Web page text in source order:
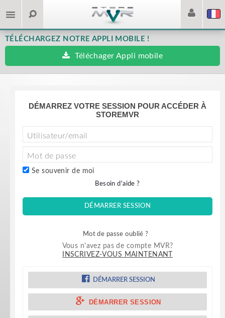
TÉLÉCHARGEZ NOTRE APPLI MOBILE !
Téléchager Appli mobile
DÉMARREZ VOTRE SESSION POUR ACCÉDER À
STOREMVR
Se souvenir de moi
Besoin d'aide ?
Mot de passe oublié ?
Vous n'avez pas de compte MVR?
INSCRIVEZ-VOUS MAINTENANT
DÉMARRER SESSION
DÉMARRER SESSION